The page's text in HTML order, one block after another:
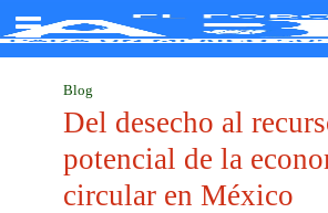
Blog
Del desecho al
potencial de la
circular en México